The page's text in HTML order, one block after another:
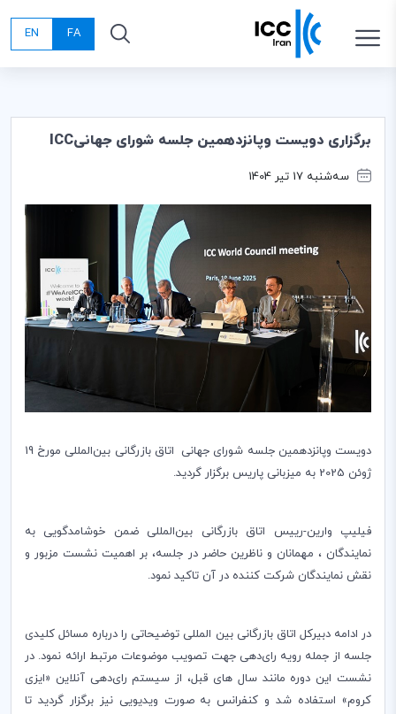
FA
EN
برگزاری دویست وپانزدهمین جلسه شورای جهانی‌ICC
سه‌شنبه 17 تیر 1404
دویست وپانزدهمین جلسه شورای جهانی اتاق بازرگانی بین‌المللی مورخ 19
ژوئن 2025 به میزبانی پاریس برگزار گردید.
فیلیپ وارین-رییس اتاق بازرگانی بین‌المللی ضمن خوشامدگویی به
نمایندگان ، مهمانان و ناظرین حاضر در جلسه، بر اهمیت نشست مزبور و
نقش نمایندگان شرکت کننده در آن تاکید نمود.
در ادامه دبیرکل اتاق بازرگانی بین المللی توضیحاتی را درباره مسائل کلیدی
جلسه از جمله رویه رای‌دهی جهت تصویب موضوعات مرتبط ارائه نمود. در
نشست این دوره مانند سال های قبل، از سیستم رای‌دهی آنلاین «ایزی
کروم» استفاده شد و کنفرانس به صورت ویدیویی نیز برگزار گردید تا